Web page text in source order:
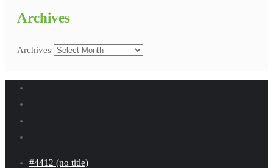
Archives
Archives
#4412 (no title)